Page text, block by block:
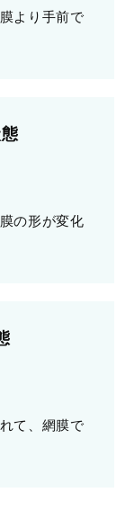
より手前で
の形が変化
て、網膜で